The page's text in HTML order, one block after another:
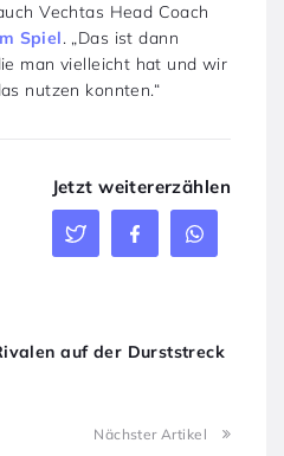
Vechtas Head Coach
Spiel. „Das ist dann
man vielleicht hat und wir
nutzen konnten.“
Jetzt weitererzählen
auf der Durststreck
Nächster Artikel